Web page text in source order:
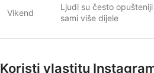
Vikend
Ljudi su često
sami više dijele
Koristi vlastitu